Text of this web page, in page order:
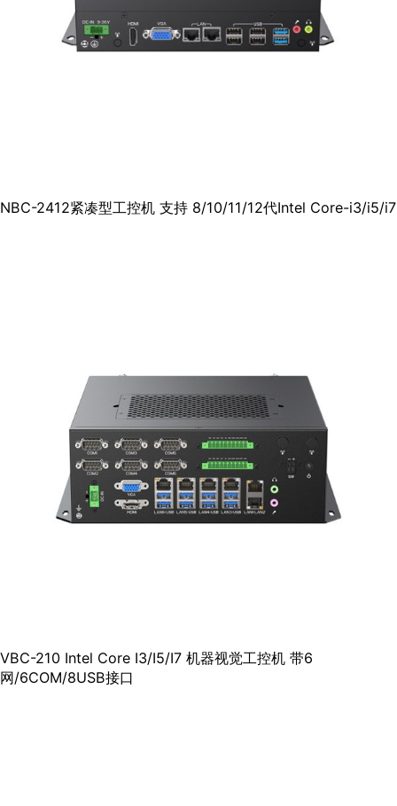
NBC-2412紧凑型工控机 支持 8/10/11/12代Intel Core-i3/i5/i7
VBC-210 Intel Core I3/I5/I7 机器视觉工控机 带6
网/6COM/8USB接口